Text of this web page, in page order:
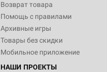
Возврат товара
Помощь с правилами
Архивные игры
Товары без скидки
Мобильное приложение
НАШИ ПРОЕКТЫ